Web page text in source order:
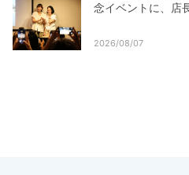
念イベントに、店
2026/08/07